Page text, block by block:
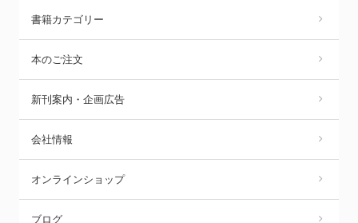
書籍カテゴリー
本のご注文
新刊案内・企画広告
会社情報
オンラインショップ
ブログ